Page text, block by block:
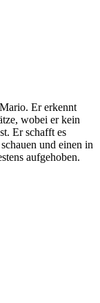
Er erkennt
wobei er kein
Er schafft es
und einen in
aufgehoben.